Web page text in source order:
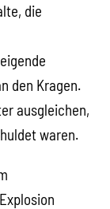
die
den Kragen.
ausgleichen,
waren.